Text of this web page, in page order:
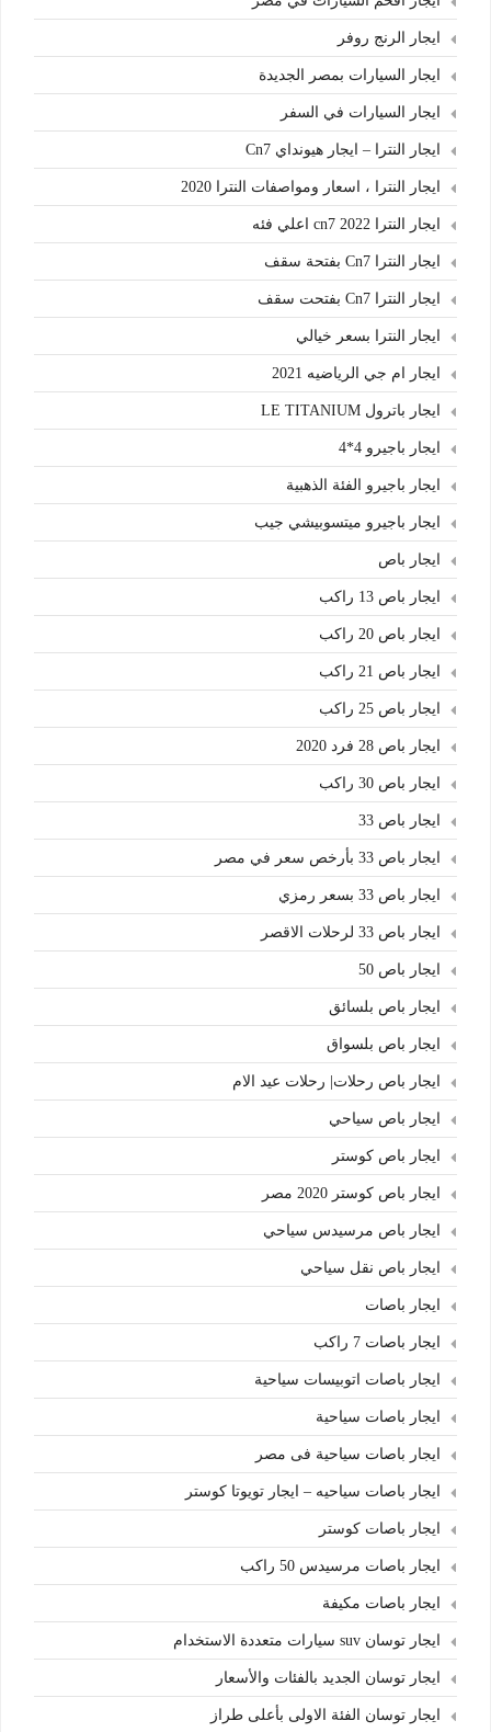
ايجار الرنج روفر
ايجار السيارات بمصر الجديدة
ايجار السيارات في السفر
ايجار النترا – ايجار هيونداي Cn7
ايجار النترا ، اسعار ومواصفات النترا 2020
ايجار النترا cn7 2022 اعلي فئه
ايجار النترا Cn7 بفتحة سقف
ايجار النترا Cn7 بفتحت سقف
ايجار النترا بسعر خيالي
ايجار ام جي الرياضيه 2021
ايجار باترول LE TITANIUM
ايجار باجيرو 4*4
ايجار باجيرو الفئة الذهبية
ايجار باجيرو ميتسوبيشي جيب
ايجار باص
ايجار باص 13 راكب
ايجار باص 20 راكب
ايجار باص 21 راكب
ايجار باص 25 راكب
ايجار باص 28 فرد 2020
ايجار باص 30 راكب
ايجار باص 33
ايجار باص 33 بأرخص سعر في مصر
ايجار باص 33 بسعر رمزي
ايجار باص 33 لرحلات الاقصر
ايجار باص 50
ايجار باص بلسائق
ايجار باص بلسواق
ايجار باص رحلات| رحلات عيد الام
ايجار باص سياحي
ايجار باص كوستر
ايجار باص كوستر 2020 مصر
ايجار باص مرسيدس سياحي
ايجار باص نقل سياحي
ايجار باصات
ايجار باصات 7 راكب
ايجار باصات اتوبيسات سياحية
ايجار باصات سياحية
ايجار باصات سياحية فى مصر
ايجار باصات سياحيه – ايجار تويوتا كوستر
ايجار باصات كوستر
ايجار باصات مرسيدس 50 راكب
ايجار باصات مكيفة
ايجار توسان suv سيارات متعددة الاستخدام
ايجار توسان الجديد بالفئات والأسعار
ايجار توسان الفئة الاولى بأعلى طراز